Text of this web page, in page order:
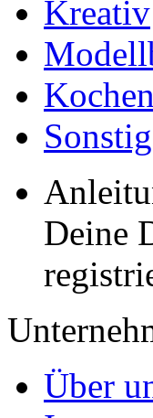
Kreativ
Kochen
Deine
Über